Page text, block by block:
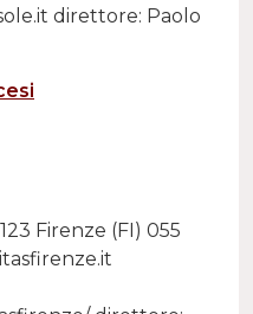
direttore: Paolo
Firenze (FI) 055